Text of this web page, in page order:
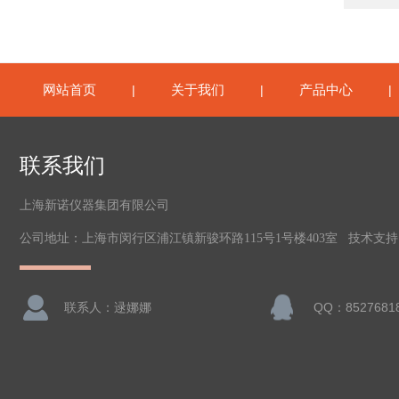
网站首页 | 关于我们 | 产品中心 |
联系我们
上海新诺仪器集团有限公司
公司地址：上海市闵行区浦江镇新骏环路115号1号楼403室 技术支持
联系人：逯娜娜 QQ：